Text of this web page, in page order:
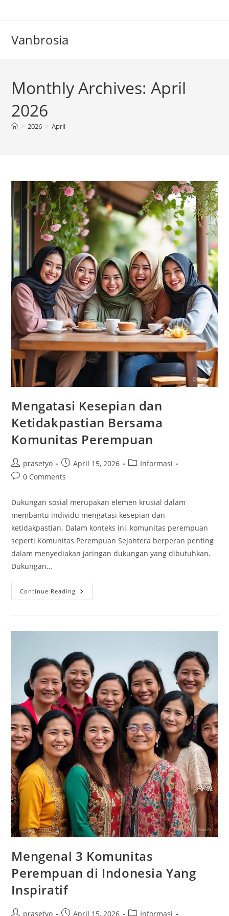
Vanbrosia
Monthly Archives: April
2026
> 2026 > April
Mengatasi Kesepian dan
Ketidakpastian Bersama
Komunitas Perempuan
Post
author:
prasetyo
Post
published:
April 15, 2026
PostInformasi
Post0 Comments
Dukungan sosial merupakan elemen krusial dalam
membantu individu mengatasi kesepian dan
ketidakpastian. Dalam konteks ini, komunitas perempuan
seperti Komunitas Perempuan Sejahtera berperan penting
dalam menyediakan jaringan dukungan yang dibutuhkan.
Dukungan…
Continue Reading Mengatasi
Kesepian
Perempuan
Mengenal 3 Komunitas
Perempuan di Indonesia Yang
Inspiratif
Postprasetyo PostApril 15, 2026 PostInformasi